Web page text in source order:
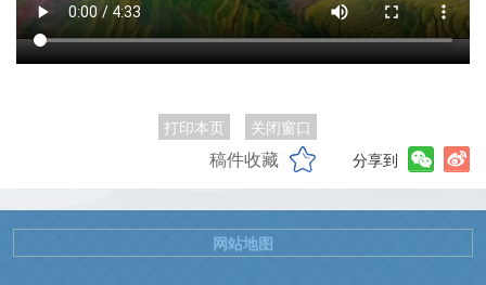
打印本页 关闭窗口
稿件收藏 分享到
网站地图